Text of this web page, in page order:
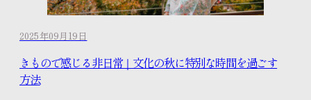
2025年09月19日
きもので感じる非日常｜文化の秋に特別な時間を過ごす
方法